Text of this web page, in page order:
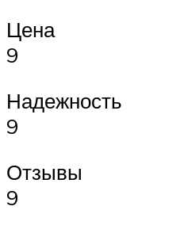
Цена
9
Надежность
9
Отзывы
9